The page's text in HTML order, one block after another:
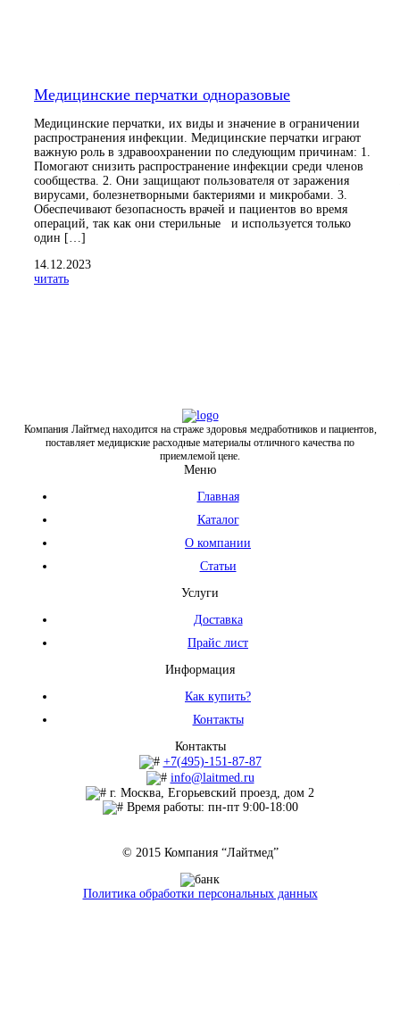
Медицинские перчатки одноразовые
Медицинские перчатки, их виды и значение в ограничении
распространения инфекции. Медицинские перчатки играют
важную роль в здравоохранении по следующим причинам: 1.
Помогают снизить распространение инфекции среди членов
сообщества. 2. Они защищают пользователя от заражения
вирусами, болезнетворными бактериями и микробами. 3.
Обеспечивают безопасность врачей и пациентов во время
операций, так как они стерильные и используется только
один […]
14.12.2023
читать
Компания Лайтмед находится на страже здоровья медработников и пациентов,
поставляет медициские расходные материалы отличного качества по
приемлемой цене.
Меню
Главная
Каталог
О компании
Статьи
Услуги
Доставка
Прайс лист
Информация
Как купить?
Контакты
Контакты
+7(495)-151-87-87
info@laitmed.ru
г. Москва, Егорьевский проезд, дом 2
Время работы: пн-пт 9:00-18:00
© 2015 Компания “Лайтмед”
Политика обработки персональных данных